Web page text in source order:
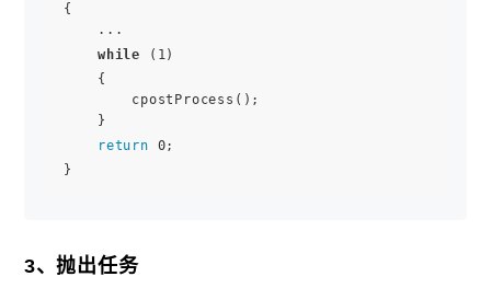
{
...
while (1)
{
cpostProcess();
}
return 0;
3、抛出任务